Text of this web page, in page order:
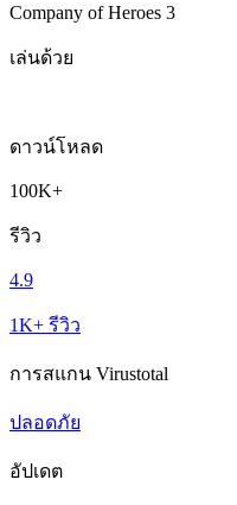
Company of Heroes 3
เล่นด้วย
ดาวน์โหลด
100K+
รีวิว
4.9
1K+ รีวิว
การสแกน Virustotal
ปลอดภัย
อัปเดต